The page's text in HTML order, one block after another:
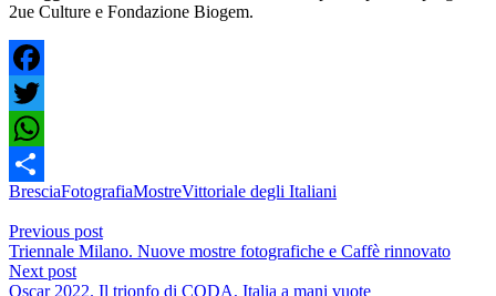
2ue Culture e Fondazione Biogem.
Facebook
Twitter
WhatsApp
Condividi
BresciaFotografiaMostreVittoriale degli Italiani
Previous post
Triennale Milano. Nuove mostre fotografiche e Caffè rinnovato
Next post
Oscar 2022. Il trionfo di CODA, Italia a mani vuote